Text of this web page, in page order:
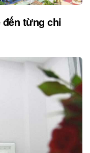
đến từng chi